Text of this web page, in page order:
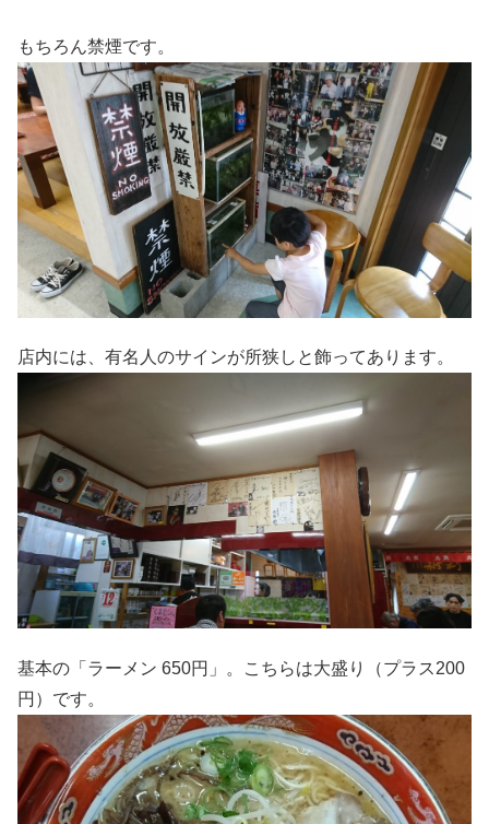
もちろん禁煙です。
店内には、有名人のサインが所狭しと飾ってあります。
基本の「ラーメン 650円」。こちらは大盛り（プラス200
円）です。